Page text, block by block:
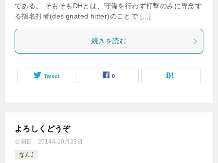
である。 そもそもDHとは、守備を行わず打撃のみに専念す
る指名打者(designated hitter)のことで […]
続きを読む
Tweet 0
よろしくどうぞ
公開日： 2014年10月23日
なんJ